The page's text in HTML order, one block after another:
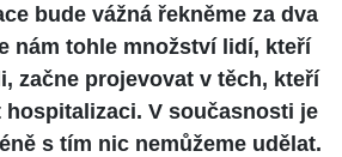
bude vážná řekněme za dva
nám tohle množství lidí, kteří
začne projevovat v těch, kteří
V současnosti je
s tím nic nemůžeme udělat.